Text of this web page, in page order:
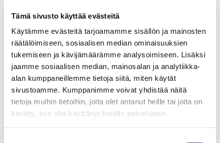
Tämä sivusto käyttää evästeitä
Käytämme evästeitä tarjoamamme sisällön ja mainosten
räätälöimiseen, sosiaalisen median ominaisuuksien
tukemiseen ja kävijämäärämme analysoimiseen. Lisäksi
jaamme sosiaalisen median, mainosalan ja analytiikka-
alan kumppaneillemme tietoja siitä, miten käytät
sivustoamme. Kumppanimme voivat yhdistää näitä
tietoja muihin tietoihin, joita olet antanut heille tai joita on
kerätty, kun olet käyttänyt heidän palvelujaan.
Tuhton kahvila palvelee edellä mainittujen
aukioloaikojen mukaisesti ja terassi on auki aina
sään salliessa.
Aukioloajat 10.8.2026 alkaen
Maanantaisin 11–15 (lounas klo 14 saakka)